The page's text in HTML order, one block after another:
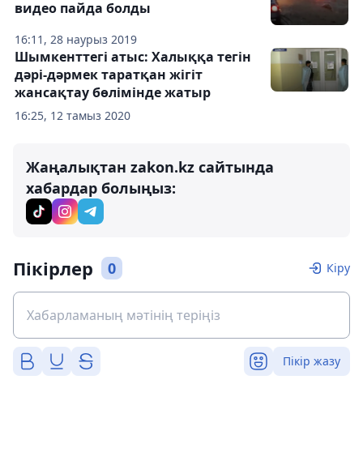
16:11, 28 наурыз 2019
видео пайда болды
16:25, 12 тамыз 2020
Шымкенттегі атыс: Халыққа тегін
дәрі-дәрмек таратқан жігіт
жансақтау бөлімінде жатыр
Жаңалықтан zakon.kz сайтында
хабардар болыңыз:
Пікірлер 0 Кіру
Пікір жазу